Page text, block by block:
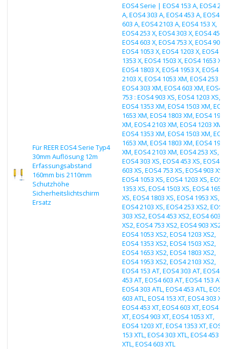
Für REER EOS4 Serie Typ4
30mm Auflösung 12m
Erfassungsabstand
160mm bis 2110mm
Schutzhöhe
Sicherheitslichtschirm
Ersatz
EOS4 Serie | EOS4 153 A, EOS4
A, EOS4 303 A, EOS4 453 A, EOS4
603 A, EOS4 2103 A, EOS4 153 X,
EOS4 253 X, EOS4 303 X, EOS4 453
EOS4 603 X, EOS4 753 X, EOS4 903
EOS4 1053 X, EOS4 1203 X, EOS4
1353 X, EOS4 1503 X, EOS4 1653 X,
EOS4 1803 X, EOS4 1953 X, EOS4
2103 X, EOS4 1053 XM, EOS4 253
EOS4 303 XM, EOS4 603 XM, EOS4
753 : EOS4 903 XS, EOS4 1203 XS,
EOS4 1353 XM, EOS4 1503 XM,
1653 XM, EOS4 1803 XM, EOS4 1953
XM, EOS4 2103 XM, EOS4 1203 XM,
EOS4 1353 XM, EOS4 1503 XM,
1653 XM, EOS4 1803 XM, EOS4 1953
XM, EOS4 2103 XM, EOS4 253 XS,
EOS4 303 XS, EOS4 453 XS, EOS4
603 XS, EOS4 753 XS, EOS4 903 XS,
EOS4 1053 XS, EOS4 1203 XS, EOS4
1353 XS, EOS4 1503 XS, EOS4 1653
XS, EOS4 1803 XS, EOS4 1953 XS,
EOS4 2103 XS, EOS4 253 XS2, EOS4
303 XS2, EOS4 453 XS2, EOS4 603
XS2, EOS4 753 XS2, EOS4 903 XS2,
EOS4 1053 XS2, EOS4 1203 XS2,
EOS4 1353 XS2, EOS4 1503 XS2,
EOS4 1653 XS2, EOS4 1803 XS2,
EOS4 1953 XS2, EOS4 2103 XS2,
EOS4 153 AT, EOS4 303 AT, EOS4
453 AT, EOS4 603 AT, EOS4 153 ATL,
EOS4 303 ATL, EOS4 453 ATL, EOS4
603 ATL, EOS4 153 XT, EOS4 303 XT,
EOS4 453 XT, EOS4 603 XT, EOS4
XT, EOS4 903 XT, EOS4 1053 XT,
EOS4 1203 XT, EOS4 1353 XT, EOS4
153 XTL, EOS4 303 XTL, EOS4 453
XTL, EOS4 603 XTL